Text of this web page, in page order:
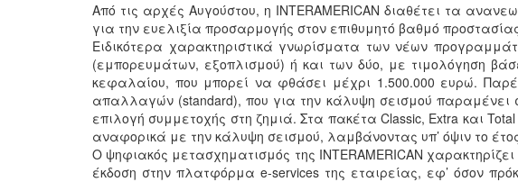
Από τις αρχές Αυγούστου, η INTERAMERICAN διαθέτει τα
για την ευελιξία προσαρμογής στον επιθυμητό βαθμό
Ειδικότερα χαρακτηριστικά γνωρίσματα των νέων
(εμπορευμάτων, εξοπλισμού) ή και των δύο, με τιμολόγηση
κεφαλαίου, που μπορεί να φθάσει μέχρι 1.500.000 ευρώ.
απαλλαγών (standard), που για την κάλυψη σεισμού
επιλογή συμμετοχής στη ζημιά. Στα πακέτα Classic, Extra και
αναφορικά με την κάλυψη σεισμού, λαμβάνοντας υπ’ όψιν το
Ο ψηφιακός μετασχηματισμός της INTERAMERICAN
έκδοση στην πλατφόρμα e-services της εταιρείας, εφ’ όσον